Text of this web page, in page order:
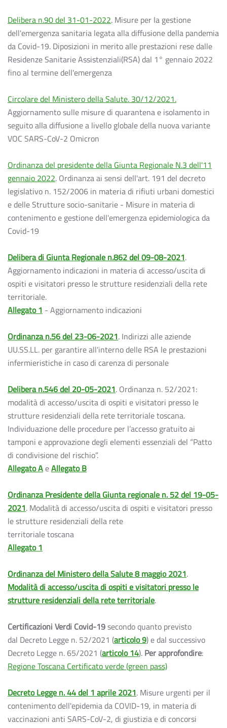
Delibera n.90 del 31-01-2022. Misure per la gestione
dell'emergenza sanitaria legata alla diffusione della pandemia
da Covid-19. Diposizioni in merito alle prestazioni rese dalle
Residenze Sanitarie Assistenziali(RSA) dal 1° gennaio 2022
fino al termine dell'emergenza
Circolare del Ministero della Salute. 30/12/2021.
Aggiornamento sulle misure di quarantena e isolamento in
seguito alla diffusione a livello globale della nuova variante
VOC SARS-CoV-2 Omicron
Ordinanza del presidente della Giunta Regionale N.3 dell'11
gennaio 2022. Ordinanza ai sensi dell'art. 191 del decreto
legislativo n. 152/2006 in materia di rifiuti urbani domestici
e delle Strutture socio-sanitarie - Misure in materia di
contenimento e gestione dell'emergenza epidemiologica da
Covid-19
Delibera di Giunta Regionale n.862 del 09-08-2021.
Aggiornamento indicazioni in materia di accesso/uscita di
ospiti e visitatori presso le strutture residenziali della rete
territoriale.
Allegato 1 - Aggiornamento indicazioni
Ordinanza n.56 del 23-06-2021. Indirizzi alle aziende
UU.SS.LL. per garantire all'interno delle RSA le prestazioni
infermieristiche in caso di carenza di personale
Delibera n.546 del 20-05-2021. Ordinanza n. 52/2021:
modalità di accesso/uscita di ospiti e visitatori presso le
strutture residenziali della rete territoriale toscana.
Individuazione delle procedure per l’accesso gratuito ai
tamponi e approvazione degli elementi essenziali del “Patto
di condivisione del rischio”.
Allegato AeAllegato B
Ordinanza Presidente della Giunta regionale n. 52 del 19-05-
2021. Modalità di accesso/uscita di ospiti e visitatori presso
le strutture residenziali della rete
territoriale toscana
Allegato 1
Ordinanza del Ministero della Salute 8 maggio 2021.
Modalità di accesso/uscita di ospiti e visitatori presso le
strutture residenziali della rete territoriale.
Certificazioni Verdi Covid-19secondo quanto previsto
dal Decreto Legge n. 52/2021 (articolo 9) e dal successivo
Decreto Legge n. 65/2021 (articolo 14). Per approfondire:
Regione Toscana Certificato verde (green pass)
Decreto Legge n. 44 del 1 aprile 2021. Misure urgenti per il
contenimento dell'epidemia da COVID-19, in materia di
vaccinazioni anti SARS-CoV-2, di giustizia e di concorsi